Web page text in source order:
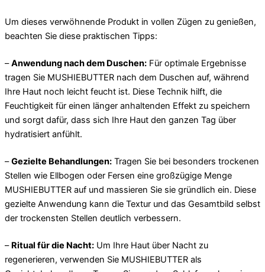
Um dieses verwöhnende Produkt in vollen Zügen zu genießen,
beachten Sie diese praktischen Tipps:
–Anwendung nach dem Duschen: Für optimale Ergebnisse
tragen Sie MUSHIEBUTTER nach dem Duschen auf, während
Ihre Haut noch leicht feucht ist. Diese Technik hilft, die
Feuchtigkeit für einen länger anhaltenden Effekt zu speichern
und sorgt dafür, dass sich Ihre Haut den ganzen Tag über
hydratisiert anfühlt.
–Gezielte Behandlungen: Tragen Sie bei besonders trockenen
Stellen wie Ellbogen oder Fersen eine großzügige Menge
MUSHIEBUTTER auf und massieren Sie sie gründlich ein. Diese
gezielte Anwendung kann die Textur und das Gesamtbild selbst
der trockensten Stellen deutlich verbessern.
– Ritual für die Nacht: Um Ihre Haut über Nacht zu
regenerieren, verwenden Sie MUSHIEBUTTER als